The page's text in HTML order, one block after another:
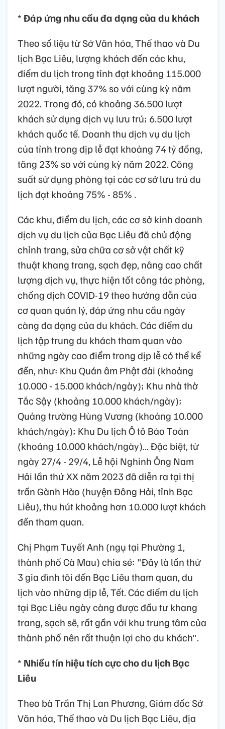
*Đáp ứng nhu cầu đa dạng của du khách
Theo số liệu từ Sở Văn hóa, Thể thao và Du
lịch Bạc Liêu, lượng khách đến các khu,
điểm du lịch trong tỉnh đạt khoảng 115.000
lượt người, tăng 37% so với cùng kỳ năm
2022. Trong đó, có khoảng 36.500 lượt
khách sử dụng dịch vụ lưu trú; 6.500 lượt
khách quốc tế. Doanh thu dịch vụ du lịch
của tỉnh trong dịp lễ đạt khoảng 74 tỷ đồng,
tăng 23% so với cùng kỳ năm 2022. Công
suất sử dụng phòng tại các cơ sở lưu trú du
lịch đạt khoảng 75% - 85% .
Các khu, điểm du lịch, các cơ sở kinh doanh
dịch vụ du lịch của Bạc Liêu đã chủ động
chỉnh trang, sửa chữa cơ sở vật chất kỹ
thuật khang trang, sạch đẹp, nâng cao chất
lượng dịch vụ, thực hiện tốt công tác phòng,
chống dịch COVID-19 theo hướng dẫn của
cơ quan quản lý, đáp ứng nhu cầu ngày
càng đa dạng của du khách. Các điểm du
lịch tập trung du khách tham quan vào
những ngày cao điểm trong dịp lễ có thể kể
đến, như: Khu Quán âm Phật đài (khoảng
10.000 - 15.000 khách/ngày); Khu nhà thờ
Tắc Sậy (khoảng 10.000 khách/ngày);
Quảng trường Hùng Vương (khoảng 10.000
khách/ngày); Khu Du lịch Ô tô Bảo Toàn
(khoảng 10.000 khách/ngày)… Đặc biệt, từ
ngày 27/4 - 29/4, Lễ hội Nghinh Ông Nam
Hải lần thứ XX năm 2023 đã diễn ra tại thị
trấn Gành Hào (huyện Đông Hải, tỉnh Bạc
Liêu), thu hút khoảng hơn 10.000 lượt khách
đến tham quan.
Chị Phạm Tuyết Anh (ngụ tại Phường 1,
thành phố Cà Mau) chia sẻ: "Đây là lần thứ
3 gia đình tôi đến Bạc Liêu tham quan, du
lịch vào những dịp lễ, Tết. Các điểm du lịch
tại Bạc Liêu ngày càng được đầu tư khang
trang, sạch sẽ, rất gần với khu trung tâm của
thành phố nên rất thuận lợi cho du khách".
* Nhiều tín hiệu tích cực cho du lịch Bạc
Liêu
Theo bà Trần Thị Lan Phương, Giám đốc Sở
Văn hóa, Thể thao và Du lịch Bạc Liêu, địa